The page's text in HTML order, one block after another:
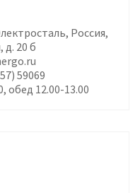
Россия,
д. 20 б
59069
обед 12.00-13.00